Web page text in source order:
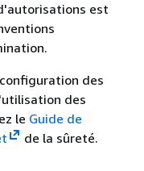
est
des
des
le Guide de
de la sûreté.